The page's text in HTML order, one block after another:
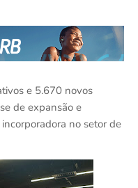
e 5.670 novos
de expansão e
no setor de